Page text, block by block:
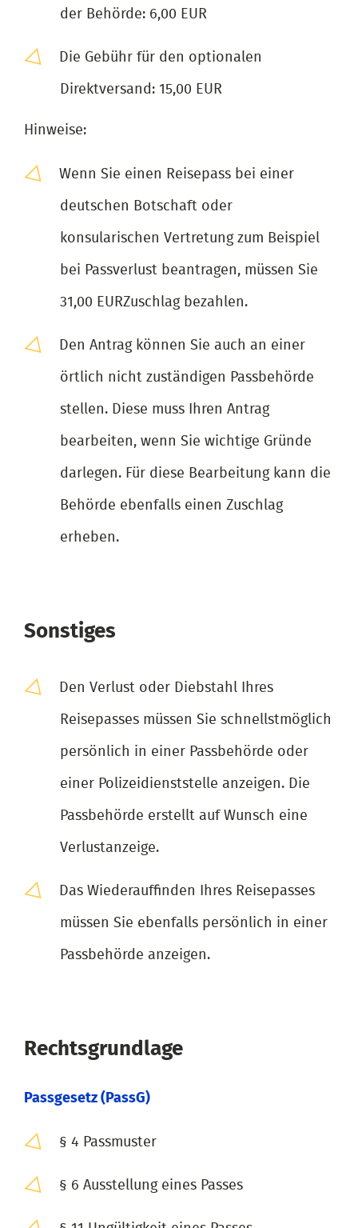
der Behörde: 6,00 EUR
Die Gebühr für den optionalen
Direktversand: 15,00 EUR
Hinweise:
Wenn Sie einen Reisepass bei einer
deutschen Botschaft oder
konsularischen Vertretung zum Beispiel
bei Passverlust beantragen, müssen Sie
31,00 EURZuschlag bezahlen.
Den Antrag können Sie auch an einer
örtlich nicht zuständigen Passbehörde
stellen. Diese muss Ihren Antrag
bearbeiten, wenn Sie wichtige Gründe
darlegen. Für diese Bearbeitung kann die
Behörde ebenfalls einen Zuschlag
erheben.
Sonstiges
Den Verlust oder Diebstahl Ihres
Reisepasses müssen Sie schnellstmöglich
persönlich in einer Passbehörde oder
einer Polizeidienststelle anzeigen. Die
Passbehörde erstellt auf Wunsch eine
Verlustanzeige.
Das Wiederauffinden Ihres Reisepasses
müssen Sie ebenfalls persönlich in einer
Passbehörde anzeigen.
Rechtsgrundlage
Passgesetz (PassG)
§ 4 Passmuster
§ 6 Ausstellung eines Passes